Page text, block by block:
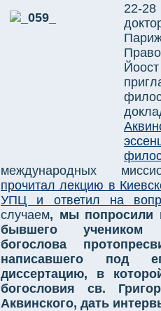
22-
международных
прочитал лекцию в
УПЦ и ответил на
случаем, мы попросили
бывшего учеником
богослова
написавшего под
диссертацию, в
богословия св.
Аквинского, дать